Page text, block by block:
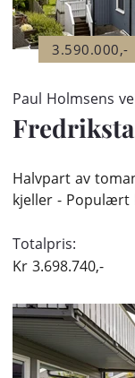
3.590.000,-
Paul Holmsens
Halvpart av
kjeller - Populært
Totalpris:
Kr 3.698.740,-